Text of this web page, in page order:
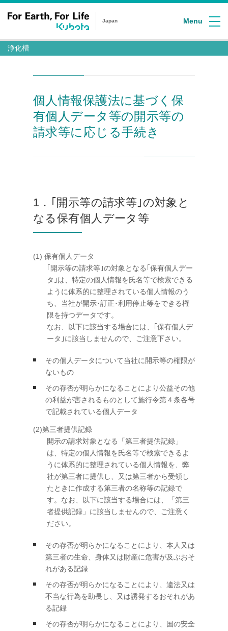
Japan Menu
浄化槽
個人情報保護法に基づく保
有個人データ等の開示等の
請求等に応じる手続き
1．｢開示等の請求等｣の対象と
なる保有個人データ等
(1) 保有個人データ
｢開示等の請求等｣の対象となる｢保有個人デー
タ｣は、特定の個人情報を氏名等で検索できる
ように体系的に整理されている個人情報のう
ち、当社が開示･訂正･利用停止等をできる権
限を持つデータです。
なお、以下に該当する場合には、｢保有個人デ
ータ｣に該当しませんので、ご注意下さい。
その個人データについて当社に開示等の権限が
ないもの
その存否が明らかになることにより公益その他
の利益が害されるものとして施行令第４条各号
で記載されている個人データ
(2)第三者提供記録
開示の請求対象となる「第三者提供記録」
は、特定の個人情報を氏名等で検索できるよ
うに体系的に整理されている個人情報を、弊
社が第三者に提供し、又は第三者から受領し
たときに作成する第三者の名称等の記録で
す。なお、以下に該当する場合には、「第三
者提供記録」に該当しませんので、ご注意く
ださい。
その存否が明らかになることにより、本人又は
第三者の生命、身体又は財産に危害が及ぶおそ
れがある記録
その存否が明らかになることにより、違法又は
不当な行為を助長し、又は誘発するおそれがあ
る記録
その存否が明らかになることにより、国の安全